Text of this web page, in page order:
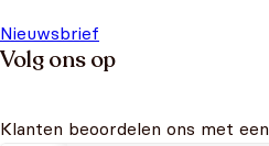
Nieuwsbrief
Volg ons op
Klanten beoordelen ons met een